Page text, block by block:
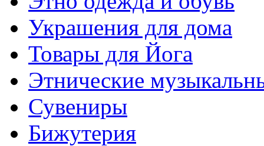
Украшения для дома
Товары для Йога
Этнические
Сувениры
Бижутерия